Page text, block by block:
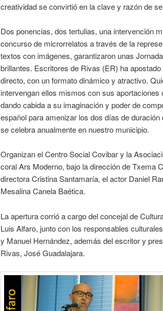
creatividad se convirtió en la clave y razón de
Dos ponencias, dos tertulias, una intervención
concurso de microrrelatos a través de la
textos con imágenes, garantizaron unas
brillantes. Escritores de Rivas (ER) ha
directo, con un formato dinámico y atractivo.
intervengan ellos mismos con sus
dando cabida a su imaginación y poder de
español para amenizar los dos días de
se celebra anualmente en nuestro municipio.
Organizan el Centro Social Covibar y la
coral Ars Moderno, bajo la dirección de Txema
directora Cristina Santamaría, el actor Daniel
Mesalina Canela Baética.
La apertura corrió a cargo del concejal de
Luis Alfaro, junto con los responsables
y Manuel Hernández, además del escritor y
Rivas, José Guadalajara.